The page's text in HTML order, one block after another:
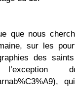
que nous
sur les
des